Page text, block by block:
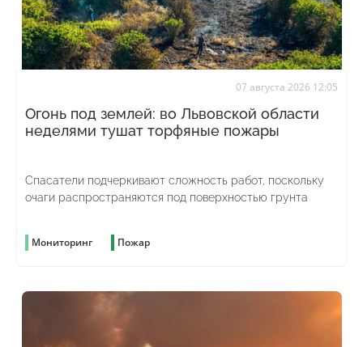
07 августа 2026 12:05
Огонь под землей: во Львовской области
неделями тушат торфяные пожары
Спасатели подчеркивают сложность работ, поскольку
очаги распространяются под поверхностью грунта
Мониторинг Пожар